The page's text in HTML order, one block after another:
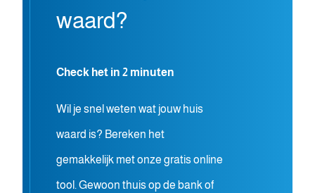
waard?
Check het in 2 minuten
Wil je snel weten wat jouw huis
waard is? Bereken het
gemakkelijk met onze gratis online
tool. Gewoon thuis op de bank of